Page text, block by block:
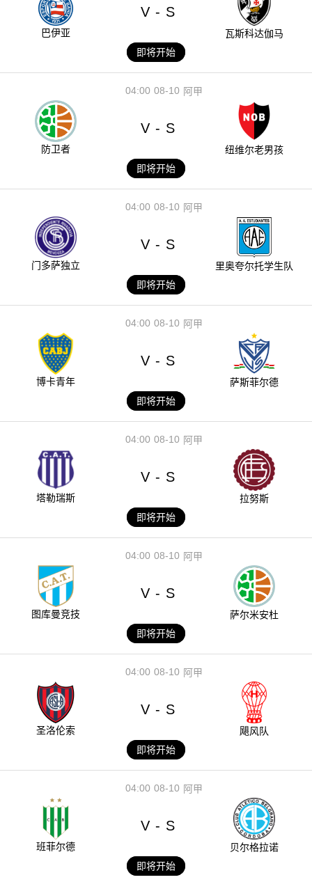
巴伊亚
V - S
瓦斯科达伽马
即将开始
08-10
04:00 阿甲
防卫者
V - S
纽维尔老男孩
即将开始
08-10
04:00 阿甲
门多萨独立
V - S
里奥夸尔托学生队
即将开始
08-10
04:00 阿甲
博卡青年
V - S
萨斯菲尔德
即将开始
08-10
04:00 阿甲
塔勒瑞斯
V - S
拉努斯
即将开始
08-10
04:00 阿甲
图库曼竞技
V - S
萨尔米安杜
即将开始
08-10
04:00 阿甲
圣洛伦索
V - S
飓风队
即将开始
08-10
04:00 阿甲
班菲尔德
V - S
贝尔格拉诺
即将开始